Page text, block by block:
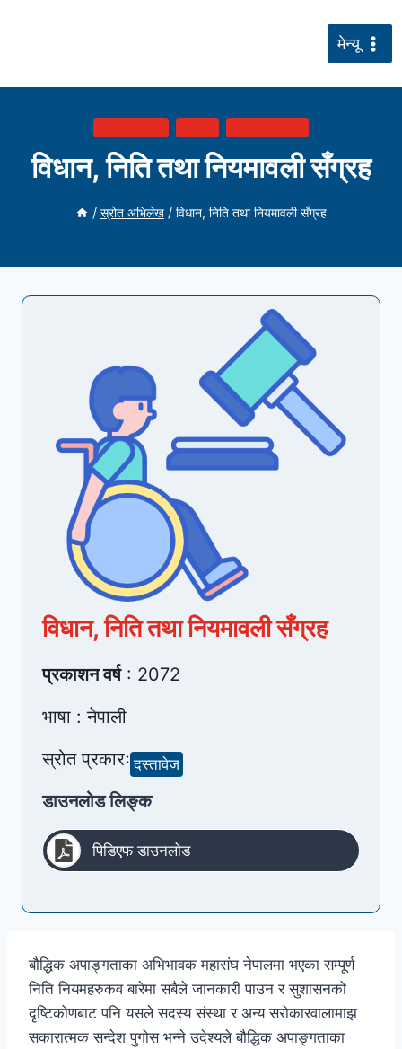
मेन्यू
विधान, निति तथा नियमावली सँग्रह
/ स्रोत अभिलेख / विधान, निति तथा नियमावली सँग्रह
विधान, निति तथा नियमावली सँग्रह
प्रकाशन वर्ष: 2072
भाषा : नेपाली
स्रोत प्रकारः दस्तावेज
डाउनलोड लिङ्क
पिडिएफ डाउनलोड
बौद्धिक अपाङ्गताका अभिभावक महासंघ नेपालमा भएका सम्पूर्ण
निति नियमहरुकव बारेमा सबैले जानकारी पाउन र सुशासनको
दृष्टिकोणबाट पनि यसले सदस्य संस्था र अन्य सरोकारवालामाझ
सकारात्मक सन्देश पुगोस भन्ने उदेश्यले बौद्धिक अपाङ्गताका